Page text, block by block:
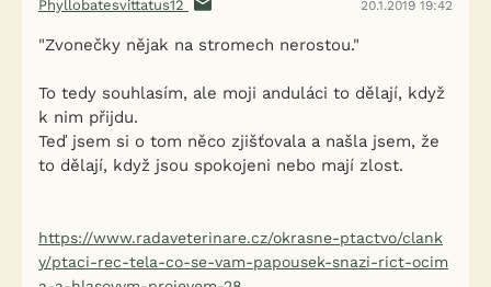
Phyllobatesvittatus12 20.1.2019 19:42
"Zvonečky nějak na stromech nerostou."
To tedy souhlasím, ale moji anduláci to dělají, když
k nim přijdu.
Teď jsem si o tom něco zjišťovala a našla jsem, že
to dělají, když jsou spokojeni nebo mají zlost.
https://www.radaveterinare.cz/okrasne-ptactvo/clank
y/ptaci-rec-tela-co-se-vam-papousek-snazi-rict-ocim